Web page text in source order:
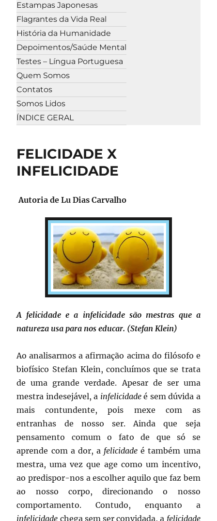
Estampas Japonesas
Flagrantes da Vida Real
História da Humanidade
Depoimentos/Saúde Mental
Testes – Língua Portuguesa
Quem Somos
Contatos
Somos Lidos
ÍNDICE GERAL
FELICIDADE X
INFELICIDADE
Autoria de Lu Dias Carvalho
A felicidade e a infelicidade são mestras que a
natureza usa para nos educar. (Stefan Klein)
Ao analisarmos a afirmação acima do filósofo e
biofísico Stefan Klein, concluímos que se trata
de uma grande verdade. Apesar de ser uma
mestra indesejável, a infelicidadeé sem dúvida a
mais contundente, pois mexe com as
entranhas de nosso ser. Ainda que seja
pensamento comum o fato de que só se
aprende com a dor, a felicidade é também uma
mestra, uma vez que age como um incentivo,
ao predispor-nos a escolher aquilo que faz bem
ao nosso corpo, direcionando o nosso
comportamento. Contudo, enquanto a
infelicidade chega sem ser convidada, a felicidade